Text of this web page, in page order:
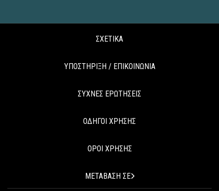
ΣΧΕΤΙΚΑ
ΥΠΟΣΤΗΡΙΞΗ / ΕΠΙΚΟΙΝΩΝΙΑ
ΣΥΧΝΕΣ ΕΡΩΤΗΣΕΙΣ
ΟΔΗΓΟΙ ΧΡΗΣΗΣ
ΟΡΟΙ ΧΡΗΣΗΣ
ΜΕΤΑΒΑΣΗ ΣΕ